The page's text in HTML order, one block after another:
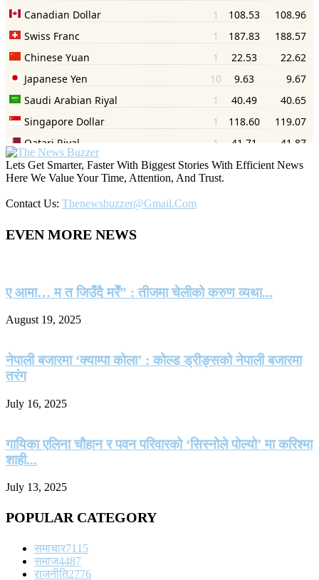
Lets Get Smarter, Faster With Biggest Stories With Efficient News
Here We Value Your Time, Attention, And Trust.
Contact Us: Thenewsbuzzer@gmail.com
EVEN MORE NEWS
ए आमा… म त जिउँदै मरेँ” : तीजमा चेलीको करुण व्यथा...
August 19, 2025
नेपाली बजारमा ‘क्याम्पा कोला’ : कोल्ड ड्रीङ्सको नेपाली बजारमा
तरंग
July 16, 2025
गायिका एलिना चौहान र पवन परिवारको ‘सिस्नोले पोल्यो’ मा करिश्मा
शाही...
July 13, 2025
POPULAR CATEGORY
समाचार7115
समाज4487
राजनीति2776